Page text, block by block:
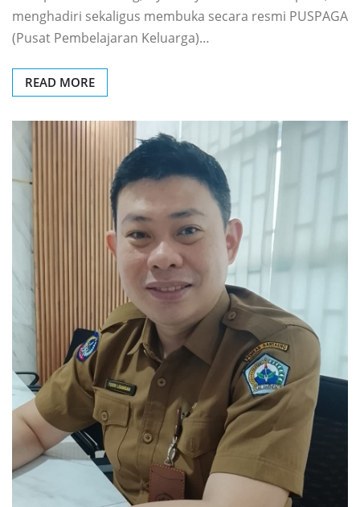
menghadiri sekaligus membuka secara resmi PUSPAGA
(Pusat Pembelajaran Keluarga)…
READ MORE